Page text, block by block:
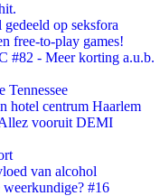
op seksfora
free-to-play games!
#82 - Meer korting a.u.b.
Tennessee
hotel centrum Haarlem
vooruit DEMI
van alcohol
#16